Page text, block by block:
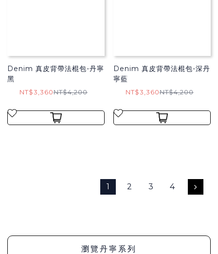
Denim 真皮背帶法棍包-丹寧
黑
NT$3,360NT$4,200
Denim 真皮背帶法棍包-深丹
寧藍
NT$3,360NT$4,200
1 2 3 4
瀏覽丹寧系列